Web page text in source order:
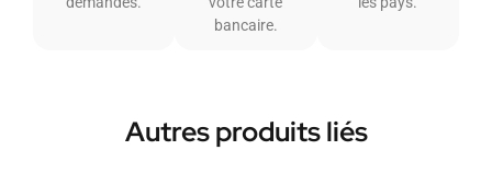
bancaire.
Autres produits liés